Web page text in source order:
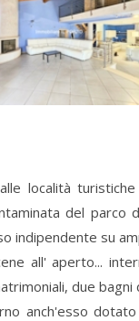
località
del
indipendente su
all' aperto...
due
anch'esso